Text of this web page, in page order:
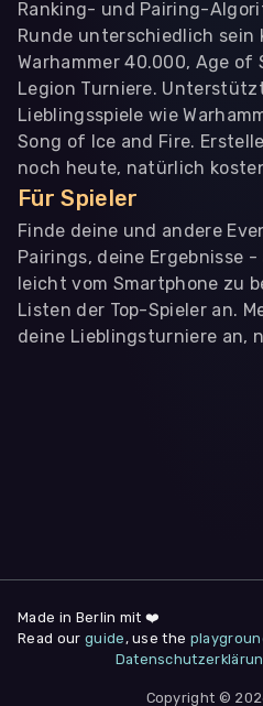
Ranking- und Pairing-
Runde unterschiedlich sein
Warhammer 40.000, Age of
Legion Turniere.
Lieblingsspiele wie
Song of Ice and Fire.
noch heute, natürlich
Für Spieler
Finde deine und andere
Pairings, deine Ergebnisse
leicht vom Smartphone zu
Listen der Top-Spieler an.
deine Lieblingsturniere an,
deine Zustimmung jederzeit
am Seitenende widerrufen.
Nur
Made in Berlin mit ❤️
Read our guide , use the
Copyright ©